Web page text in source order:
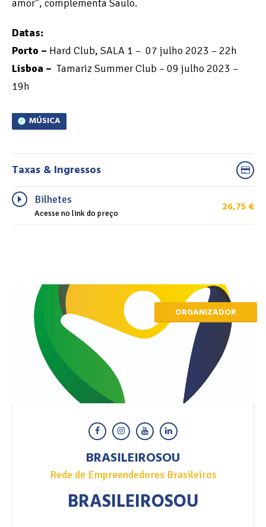
amor”, complementa Saulo.
Datas:
Porto – Hard Club, SALA 1 – 07 julho 2023 – 22h
Lisboa – Tamariz Summer Club – 09 julho 2023 –
19h
MÚSICA
Taxas & Ingressos
Bilhetes
Acesse no link do preço 26,75€
ORGANIZADOR
BRASILEIROSOU
Rede de Empreendedores Brasileiros
BRASILEIROSOU